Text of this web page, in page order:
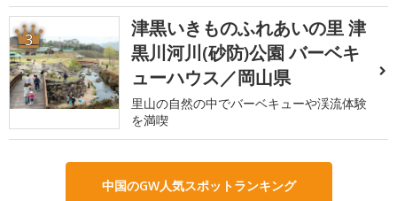
3
津黒いきものふれあいの里 津
黒川河川(砂防)公園 バーベキ
ューハウス／岡山県
里山の自然の中でバーベキューや渓流体験
を満喫
中国のGW人気スポットランキング